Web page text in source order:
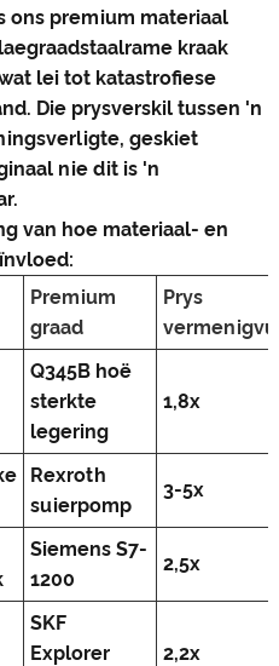
ons premium materiaal
kraak
lei tot katastrofiese
Die prysverskil tussen 'n
geskiet
nie dit is 'n
van hoe materiaal- en
Premium
graad
Prys
Q345B hoë
sterkte
legering
1,8x
Rexroth
suierpomp
3-5x
Siemens S7-
1200
2,5x
SKF
Explorer
2,2x